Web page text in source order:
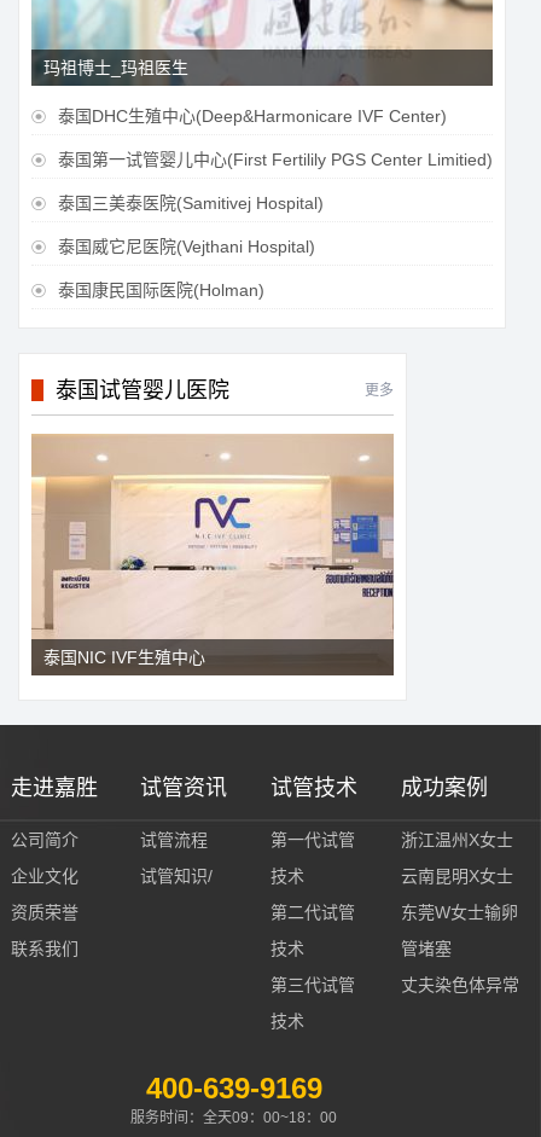
玛祖博士_玛祖医生
 泰国DHC生殖中心(Deep&Harmonicare IVF Center)
 泰国第一试管婴儿中心(First Fertilily PGS Center Limitied)
 泰国三美泰医院(Samitivej Hospital)
 泰国威它尼医院(Vejthani Hospital)
 泰国康民国际医院(Holman)
泰国试管婴儿医院 更多
泰国NIC IVF生殖中心
走进嘉胜
公司简介
企业文化
资质荣誉
联系我们
试管资讯
试管流程
试管知识/
试管技术
第一代试管
技术
第二代试管
技术
第三代试管
技术
成功案例
浙江温州X女士
云南昆明X女士
东莞W女士输卵
管堵塞
丈夫染色体异常
400-639-9169
服务时间：全天09：00~18：00